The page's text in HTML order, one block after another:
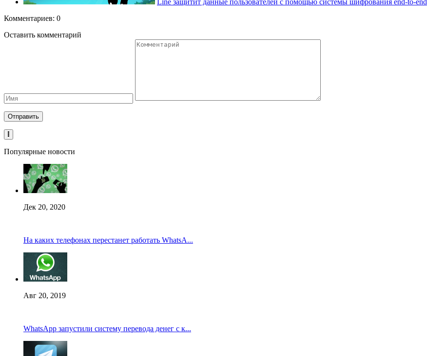
Комментариев: 0
Оставить комментарий
Популярные новости
Дек 20, 2020
На каких телефонах перестанет работать WhatsA...
Авг 20, 2019
WhatsApp запустили систему перевода денег с к...